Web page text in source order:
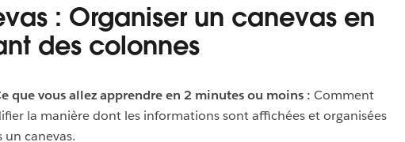
: Organiser un canevas en
des colonnes
que vous allez apprendre en 2 minutes ou moins : Comment
la manière dont les informations sont affichées et organisées
un canevas.